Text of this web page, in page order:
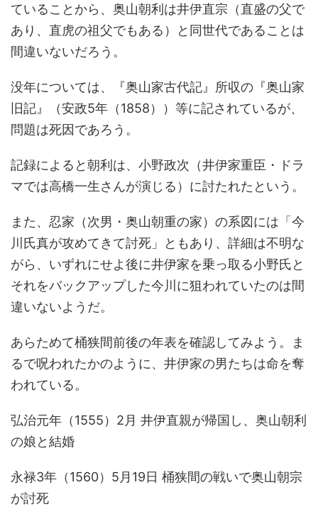
ていることから、奥山朝利は井伊直宗（直盛の父で
あり、直虎の祖父でもある）と同世代であることは
間違いないだろう。
没年については、『奥山家古代記』所収の『奥山家
旧記』（安政5年（1858））等に記されているが、
問題は死因であろう。
記録によると朝利は、小野政次（井伊家重臣・ドラ
マでは高橋一生さんが演じる）に討たれたという。
また、忍家（次男・奥山朝重の家）の系図には「今
川氏真が攻めてきて討死」ともあり、詳細は不明な
がら、いずれにせよ後に井伊家を乗っ取る小野氏と
それをバックアップした今川に狙われていたのは間
違いないようだ。
あらためて桶狭間前後の年表を確認してみよう。ま
るで呪われたかのように、井伊家の男たちは命を奪
われている。
弘治元年（1555）2月 井伊直親が帰国し、奥山朝利
の娘と結婚
永禄3年（1560）5月19日 桶狭間の戦いで奥山朝宗
が討死